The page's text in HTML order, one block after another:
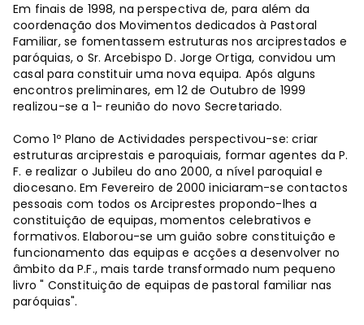
Em finais de 1998, na perspectiva de, para além da
coordenação dos Movimentos dedicados à Pastoral
Familiar, se fomentassem estruturas nos arciprestados e
paróquias, o Sr. Arcebispo D. Jorge Ortiga, convidou um
casal para constituir uma nova equipa. Após alguns
encontros preliminares, em 12 de Outubro de 1999
realizou-se a 1- reunião do novo Secretariado.
Como 1º Plano de Actividades perspectivou-se: criar
estruturas arciprestais e paroquiais, formar agentes da P.
F. e realizar o Jubileu do ano 2000, a nível paroquial e
diocesano. Em Fevereiro de 2000 iniciaram-se contactos
pessoais com todos os Arciprestes propondo-lhes a
constituição de equipas, momentos celebrativos e
formativos. Elaborou-se um guião sobre constituição e
funcionamento das equipas e acções a desenvolver no
âmbito da P.F., mais tarde transformado num pequeno
livro " Constituição de equipas de pastoral familiar nas
paróquias".